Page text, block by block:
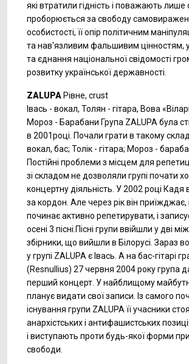
які втратили гідність і поважають лише
проборюється за свободу
особистості, її опір політичним
та нав'язливим фальшивим цінностям,
та єднання національної свідомості
розвитку української державності.
ZALUPA Рівне, crust
Івась - вокал, Толян - гітара, Вова
Мороз - Барабани Група ZALUPA була
в 2001році. Почали грати в такому
вокал, бас; Толік - гітара; Мороз -
Постійні проблеми з місцем для
зі складом не дозволяли групі почати
концертну діяльність. У 2002 році Кадя
за кордон. Але через рік він приїжджає,
починає активно репетирувати, і
осені 3 пісні.Пісні групи ввійшли у дві
збірники, що вийшли в Білорусі. Зараз
у групі ZALUPA є Івась. А на бас-гітарі
(Resnullius) 27 червня 2004 року група
перший концерт. У найблищому
планує видати свої записи. Із самого
існування групи ZALUPA її учасники
анархістських і антифашистських
і виступають проти будь-якої форми
свободи.